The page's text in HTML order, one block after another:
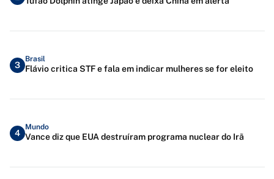
3
Brasil
Flávio critica STF e fala em indicar mulheres se for eleito
4
Mundo
Vance diz que EUA destruíram programa nuclear do Irã